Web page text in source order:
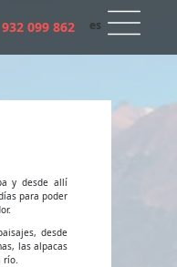
932 099 862
es
y desde allí
para poder
desde
las alpacas
río.